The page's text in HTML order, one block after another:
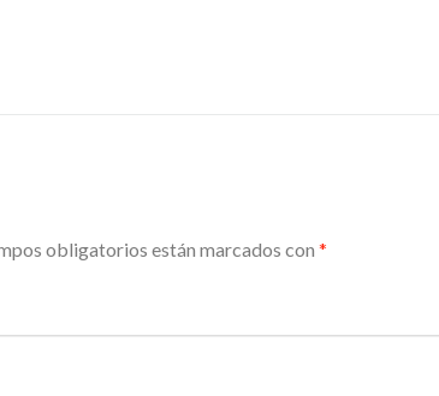
obligatorios están marcados con *